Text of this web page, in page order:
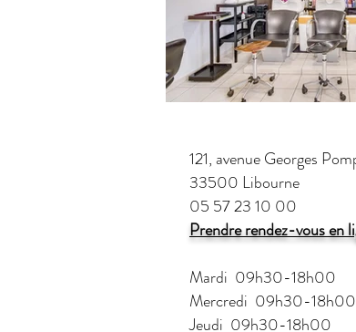
121, avenue Georges
33500 Libourne
05 57 23 10 00
Prendre rendez-vous en
Mardi 09h30-18h00
Mercredi 09h30-18h00
Jeudi 09h30-18h00